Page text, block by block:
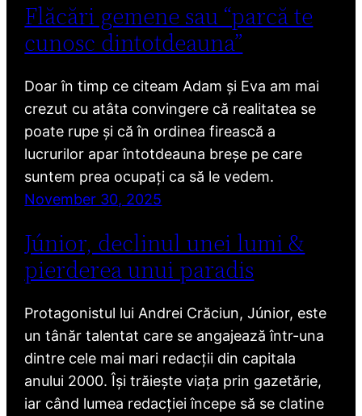
Flăcări gemene sau “parcă te
cunosc dintotdeauna”
Doar în timp ce citeam Adam și Eva am mai
crezut cu atâta convingere că realitatea se
poate rupe și că în ordinea firească a
lucrurilor apar întotdeauna breșe pe care
suntem prea ocupați ca să le vedem.
November 30, 2025
Júnior, declinul unei lumi &
pierderea unui paradis
Protagonistul lui Andrei Crăciun, Júnior, este
un tânăr talentat care se angajează într-una
dintre cele mai mari redacții din capitala
anului 2000. Își trăiește viața prin gazetărie,
iar când lumea redacției începe să se clatine